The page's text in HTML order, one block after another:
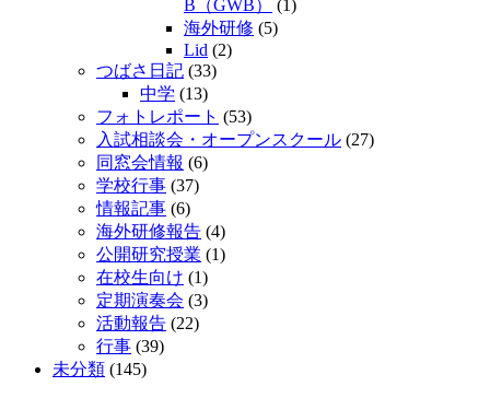
B（GWB）
(1)
海外研修 (5)
Lid (2)
つばさ日記 (33)
中学 (13)
フォトレポート (53)
入試相談会・オープンスクール (27)
同窓会情報 (6)
学校行事 (37)
情報記事 (6)
海外研修報告 (4)
公開研究授業 (1)
在校生向け (1)
定期演奏会 (3)
活動報告 (22)
行事 (39)
未分類 (145)